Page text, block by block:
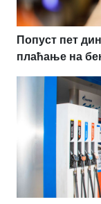
Попуст пет
плаћање на